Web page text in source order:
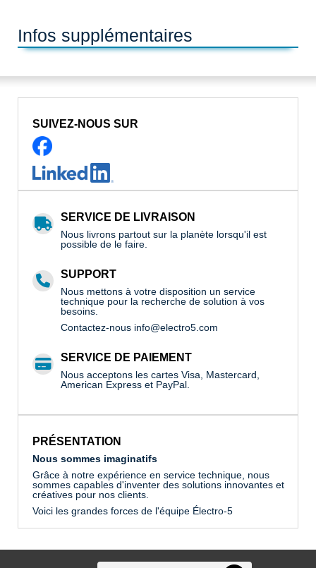
Infos supplémentaires
SUIVEZ-NOUS SUR
SERVICE DE LIVRAISON
Nous livrons partout sur la planète lorsqu'il est
possible de le faire.
SUPPORT
Nous mettons à votre disposition un service
technique pour la recherche de solution à vos
besoins.
Contactez-nous info@electro5.com
SERVICE DE PAIEMENT
Nous acceptons les cartes Visa, Mastercard,
American Express et PayPal.
PRÉSENTATION
Nous sommes imaginatifs
Grâce à notre expérience en service technique, nous
sommes capables d'inventer des solutions innovantes et
créatives pour nos clients.
Voici les grandes forces de l'équipe Électro-5